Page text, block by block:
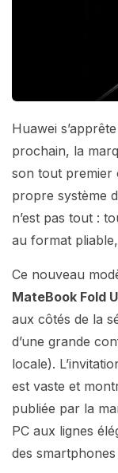
Huawei
prochain, la
son tout premier
propre système
n’est pas tout :
au format
Ce nouveau
MateBook Fold
aux côtés de la
d’une grande
locale).
est vaste et
publiée par la
PC aux lignes
des